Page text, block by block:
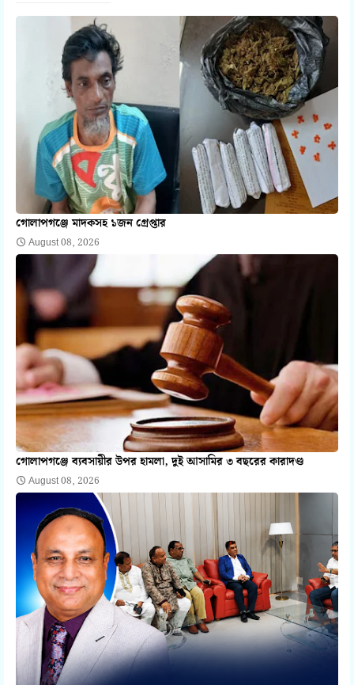
গোলাপগঞ্জে মাদকসহ ১জন গ্রেপ্তার
August 08, 2026
গোলাপগঞ্জে ব্যবসায়ীর উপর হামলা, দুই আসামির ৩ বছরের কারাদণ্ড
August 08, 2026